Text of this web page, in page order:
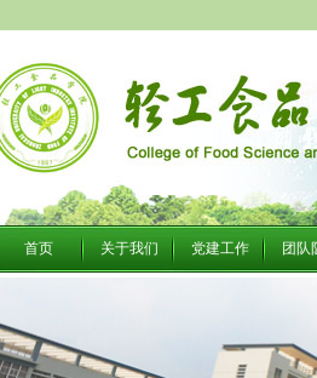
首页 关于我们 党建工作 团队